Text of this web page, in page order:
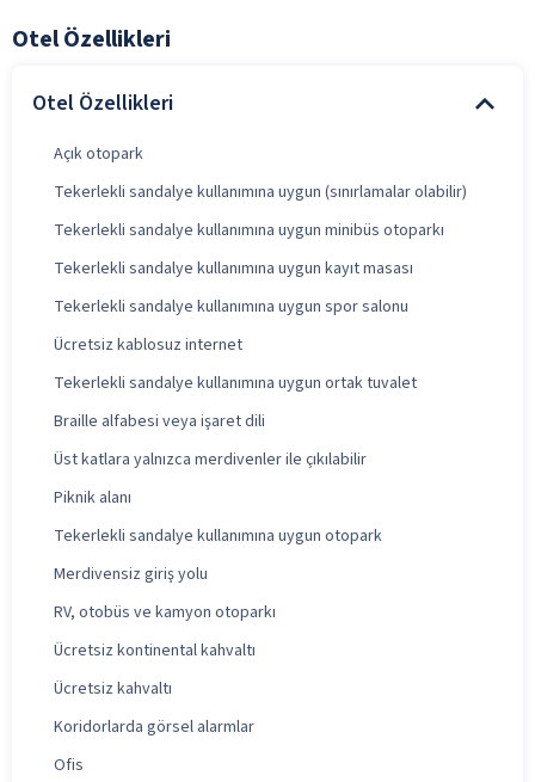
Otel Özellikleri
Otel Özellikleri
Açık otopark
Tekerlekli sandalye kullanımına uygun (sınırlamalar olabilir)
Tekerlekli sandalye kullanımına uygun minibüs otoparkı
Tekerlekli sandalye kullanımına uygun kayıt masası
Tekerlekli sandalye kullanımına uygun spor salonu
Ücretsiz kablosuz internet
Tekerlekli sandalye kullanımına uygun ortak tuvalet
Braille alfabesi veya işaret dili
Üst katlara yalnızca merdivenler ile çıkılabilir
Piknik alanı
Tekerlekli sandalye kullanımına uygun otopark
Merdivensiz giriş yolu
RV, otobüs ve kamyon otoparkı
Ücretsiz kontinental kahvaltı
Ücretsiz kahvaltı
Koridorlarda görsel alarmlar
Ofis